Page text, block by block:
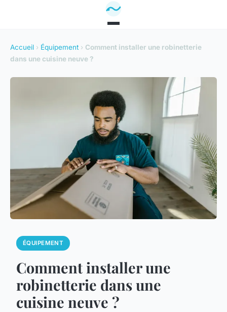
Accueil › Équipement › Comment installer une robinetterie
dans une cuisine neuve ?
ÉQUIPEMENT
Comment installer une
robinetterie dans une
cuisine neuve ?